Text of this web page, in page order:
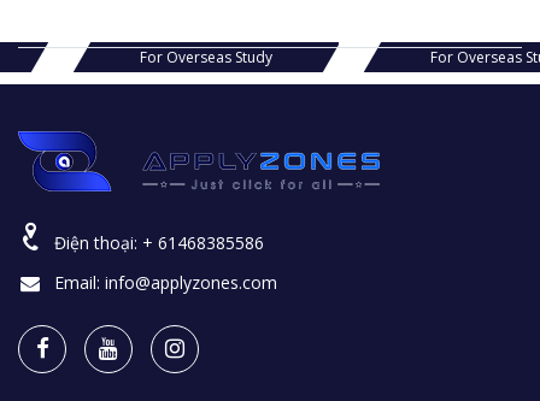
Study For Overseas Study For
Điện thoại: + 61468385586
Email: info@applyzones.com